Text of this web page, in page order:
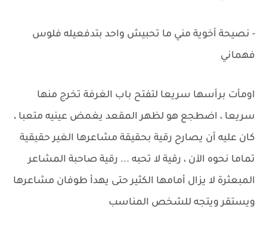
- نصيحة أخوية مني ما تحبيش واحد بتدفعيله فلوس
فهماني
اومأت برأسها سريعا لتفتح باب الغرفة تخرج منها
سريعا ، اضطجع هو لظهر المقعد يغمض عينيه متعبا ،
كان عليه أن يصارح رقية بحقيقة مشاعرها الغير حقيقية
تماما نحوه الآن ، رقية لا تحبه ... رقية صاحبة المشاعر
المبعثرة لا يزال أمامها الكثير حتى يهدأ طوفان مشاعرها
ويستقر ويتجه للشخص المناسب